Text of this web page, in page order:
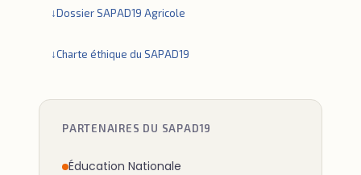
Dossier SAPAD19 Agricole
Charte éthique du SAPAD19
PARTENAIRES DU SAPAD19
Éducation Nationale